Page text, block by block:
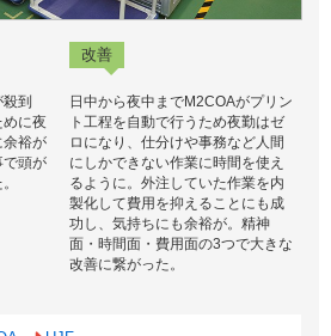
改善
到
に夜
余裕が
で頭が
日中から夜中までM2COAがプリン
ト工程を自動で行うため夜勤はゼ
ロになり、仕分けや事務など人間
にしかできない作業に時間を使え
るように。外注していた作業を内
製化して費用を抑えることにも成
功し、気持ちにも余裕が。精神
面・時間面・費用面の3つで大きな
改善に繋がった。